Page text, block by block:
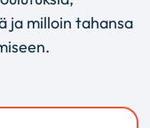
ja milloin tahansa